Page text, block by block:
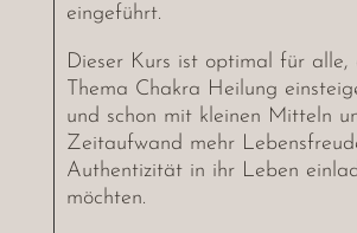
eingeführt.
Dieser Kurs ist optimal für alle,
Thema Chakra Heilung
und schon mit kleinen Mitteln
Zeitaufwand mehr
Authentizität in ihr Leben
möchten.